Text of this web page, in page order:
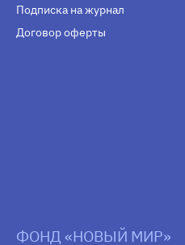
Подписка на журнал
Договор оферты
ФОНД «НОВЫЙ МИР»